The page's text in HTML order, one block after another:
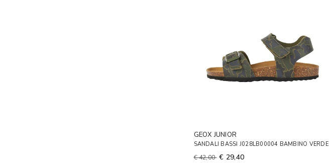
GEOX JUNIOR
SANDALI BASSI J028LB00004 BAMBINO VERDE
€ 42,00 € 29,40